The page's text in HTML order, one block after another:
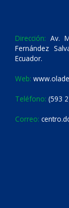
Dirección: Av.
Fernández
Ecuador.
Web:
Teléfono: (593
Correo: